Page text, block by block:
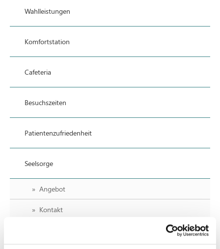
Wahlleistungen
Komfortstation
Cafeteria
Besuchszeiten
Patientenzufriedenheit
Seelsorge
Angebot
Kontakt